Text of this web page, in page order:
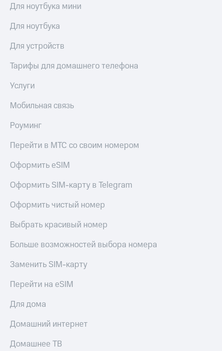
Для ноутбука мини
Для ноутбука
Для устройств
Тарифы для домашнего телефона
Услуги
Мобильная связь
Роуминг
Перейти в МТС со своим номером
Оформить eSIM
Оформить SIM-карту в Telegram
Оформить чистый номер
Выбрать красивый номер
Больше возможностей выбора номера
Заменить SIM-карту
Перейти на eSIM
Для дома
Домашний интернет
Домашнее ТВ